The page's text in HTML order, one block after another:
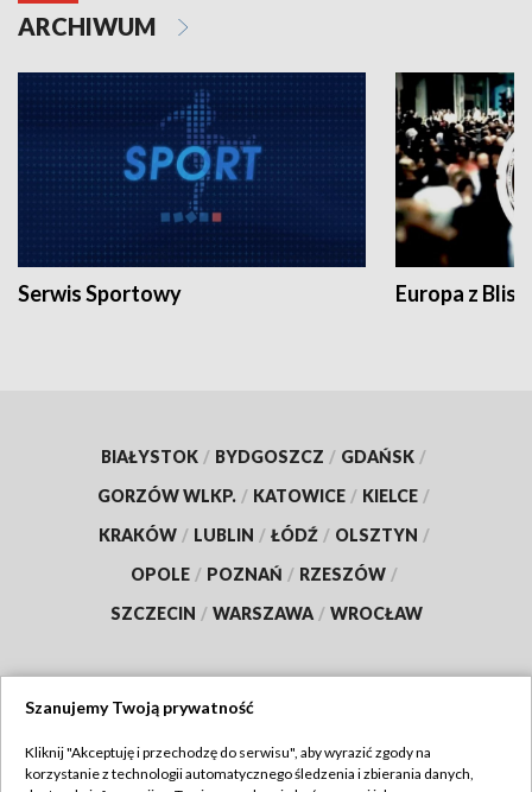
ARCHIWUM
Serwis Sportowy Europa z
BIAŁYSTOK / BYDGOSZCZ / GDAŃSK /
GORZÓW WLKP. / KATOWICE / KIELCE /
KRAKÓW / LUBLIN / ŁÓDŹ / OLSZTYN /
OPOLE / POZNAŃ / RZESZÓW /
SZCZECIN / WARSZAWA / WROCŁAW
TVP
Szanujemy Twoją prywatność
Kliknij "Akceptuję i przechodzę do serwisu", aby wyrazić zgody na
korzystanie z technologii automatycznego śledzenia i zbierania danych,